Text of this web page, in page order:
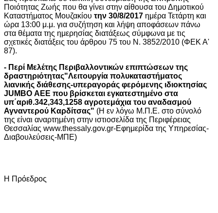
Ποιότητας Ζωής που θα γίνει στην αίθουσα του Δημοτικού
Καταστήματος Μουζακίου την 30/8/2017 ημέρα Τετάρτη και
ώρα 13:00 μ.μ. για συζήτηση και λήψη αποφάσεων πάνω
στα θέματα της ημερησίας διατάξεως σύμφωνα με τις
σχετικές διατάξεις του άρθρου 75 του Ν. 3852/2010 (ΦΕΚ Α'
87).
- Περί Μελέτης Περιβαλλοντικών επιπτώσεων της
δραστηριότητας"Λειτουργία πολυκαταστήματος
λιανικής διάθεσης-υπεραγοράς φερόμενης ιδιοκτησίας
JUMBO AEE που βρίσκεται εγκατεστημένο στα
υπ΄αριθ.342,343,1258 αγροτεμάχια του αναδασμού
Αγναντερού Καρδίτσας" (Η εν λόγω Μ.Π.Ε. στο σύνολό
της είναι αναρτημένη στην ιστιοσελίδα της Περιφέρειας
Θεσσαλίας www.thessaly.gov.gr-Εφημερίδα της Υπηρεσίας-
Διαβουλεύσεις-ΜΠΕ)
Η Πρόεδρος